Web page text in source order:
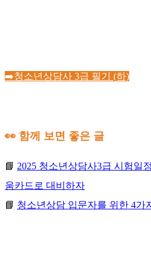
➡️청소년상담사 3급 필기 (하)
👀 함께 보면 좋은 글
📘 2025 청소년상담사3급 시험일
움카드로 대비하자
📘 청소년상담 입문자를 위한 4가